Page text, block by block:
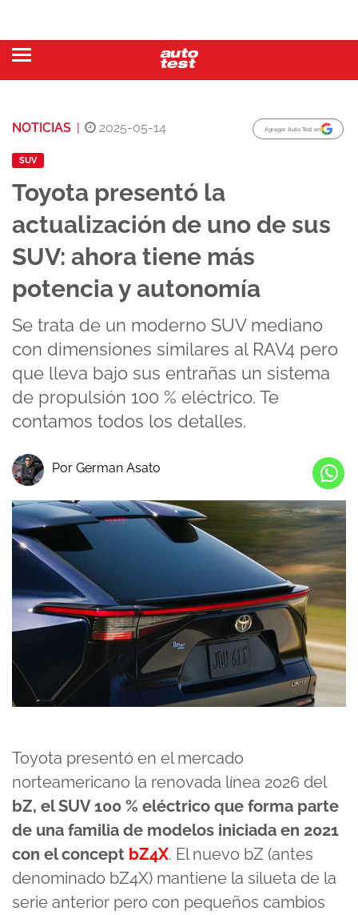
NOTICIAS | 2025-05-14 Agregar Auto Test en
SUV
Toyota presentó la
actualización de uno de sus
SUV: ahora tiene más
potencia y autonomía
Se trata de un moderno SUV mediano
con dimensiones similares al RAV4 pero
que lleva bajo sus entrañas un sistema
de propulsión 100 % eléctrico. Te
contamos todos los detalles.
Por German Asato
Toyota presentó en el mercado
norteamericano la renovada línea 2026 del
bZ, el SUV 100 % eléctrico que forma parte
de una familia de modelos iniciada en 2021
con el concept bZ4X. El nuevo bZ (antes
denominado bZ4X) mantiene la silueta de la
serie anterior pero con pequeños cambios